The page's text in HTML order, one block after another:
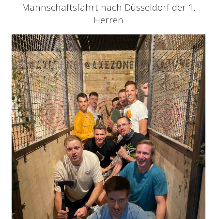
Mannschaftsfahrt nach Düsseldorf der 1.
Herren